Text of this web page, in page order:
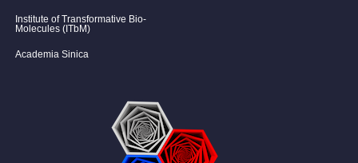
Institute of Transformative Bio-
Molecules (ITbM)
Academia Sinica